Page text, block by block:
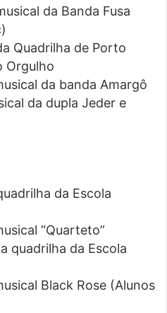
da Banda Fusa
Quadrilha de Porto
Orgulho
da banda Amargô
da dupla Jeder e
da Escola
“Quarteto”
quadrilha da Escola
Black Rose (Alunos